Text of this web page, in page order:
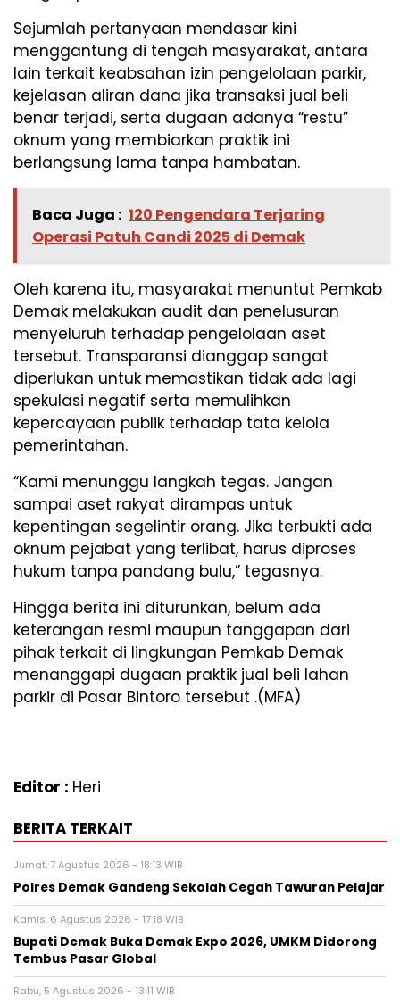
Sejumlah pertanyaan mendasar kini
menggantung di tengah masyarakat, antara
lain terkait keabsahan izin pengelolaan parkir,
kejelasan aliran dana jika transaksi jual beli
benar terjadi, serta dugaan adanya “restu”
oknum yang membiarkan praktik ini
berlangsung lama tanpa hambatan.
Baca Juga : 120 Pengendara Terjaring
Operasi Patuh Candi 2025 di Demak
Oleh karena itu, masyarakat menuntut Pemkab
Demak melakukan audit dan penelusuran
menyeluruh terhadap pengelolaan aset
tersebut. Transparansi dianggap sangat
diperlukan untuk memastikan tidak ada lagi
spekulasi negatif serta memulihkan
kepercayaan publik terhadap tata kelola
pemerintahan.
“Kami menunggu langkah tegas. Jangan
sampai aset rakyat dirampas untuk
kepentingan segelintir orang. Jika terbukti ada
oknum pejabat yang terlibat, harus diproses
hukum tanpa pandang bulu,” tegasnya.
Hingga berita ini diturunkan, belum ada
keterangan resmi maupun tanggapan dari
pihak terkait di lingkungan Pemkab Demak
menanggapi dugaan praktik jual beli lahan
parkir di Pasar Bintoro tersebut .(MFA)
Editor : Heri
BERITA TERKAIT
Jumat, 7 Agustus 2026 - 18:13 WIB
Polres Demak Gandeng Sekolah Cegah Tawuran Pelajar
Kamis, 6 Agustus 2026 - 17:18 WIB
Bupati Demak Buka Demak Expo 2026, UMKM Didorong
Tembus Pasar Global
Rabu, 5 Agustus 2026 - 13:11 WIB